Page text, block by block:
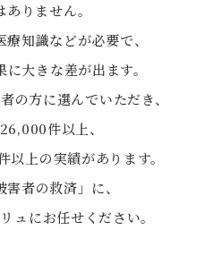
りません。
知識などが必要で、
大きな差が出ます。
の方に選んでいただき、
件以上、
上の実績があります。
害者の救済」に、
ュにお任せください。